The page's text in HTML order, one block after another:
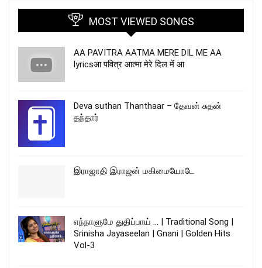
MOST VIEWED SONGS
AA PAVITRA AATMA MERE DIL ME AA
lyricsआ पवित्र आत्मा मेरे दिल में आ
Deva suthan Thanthaar – தேவன் சுதன்
தந்தார்
இராஜாதி இராஜன் மகிமையோடே
எந்நாளுமே துதிப்பாய் … | Traditional Song |
Srinisha Jayaseelan | Gnani | Golden Hits
Vol-3